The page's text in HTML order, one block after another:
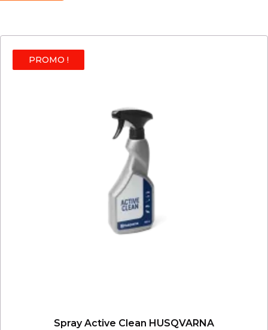
PROMO !
Spray Active Clean HUSQVARNA